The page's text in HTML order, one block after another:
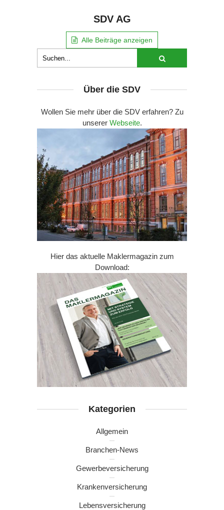
SDV AG
Alle Beiträge anzeigen
Über die SDV
Wollen Sie mehr über die SDV erfahren? Zu
unserer Webseite.
Hier das aktuelle Maklermagazin zum
Download:
Kategorien
Allgemein
Branchen-News
Gewerbeversicherung
Krankenversicherung
Lebensversicherung